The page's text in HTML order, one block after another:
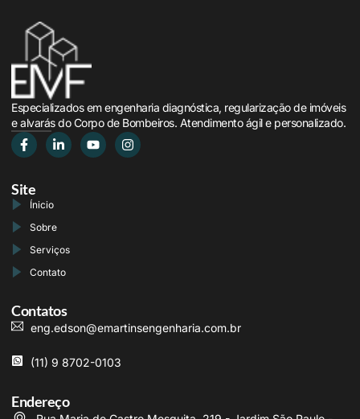
Especializados em engenharia diagnóstica, regularização de imóveis
e alvarás do Corpo de Bombeiros. Atendimento ágil e personalizado.
Site
Ínicio
Sobre
Serviços
Contato
Contatos
eng.edson@emartinsengenharia.com.br
(11) 9 8702-0103
Endereço